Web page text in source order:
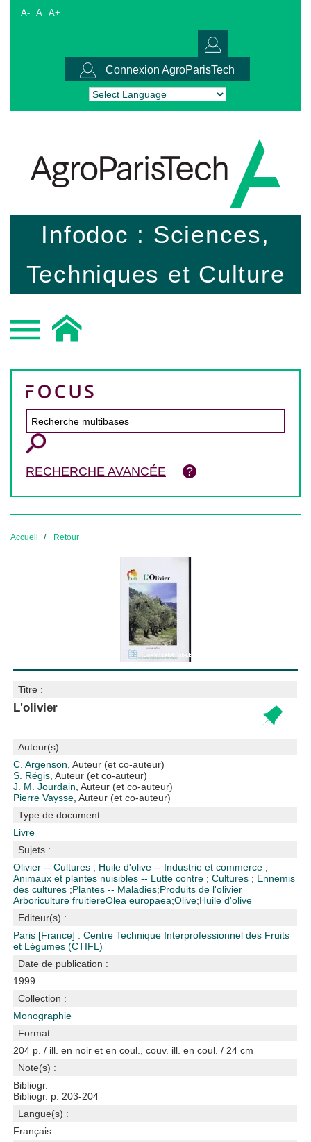
A- A A+
Connexion AgroParisTech
Powered by Translate
Infodoc : Sciences,
Techniques et Culture
RECHERCHE AVANCÉE
Accueil Retour
Titre :
L'olivier
Auteur(s) :
C. Argenson , Auteur (et co-auteur)
S. Régis , Auteur (et co-auteur)
J. M. Jourdain , Auteur (et co-auteur)
Pierre Vaysse , Auteur (et co-auteur)
Type de document :
Livre
Sujets :
Olivier -- Cultures ; Huile d'olive -- Industrie et commerce ;
Animaux et plantes nuisibles -- Lutte contre ;Cultures ; Ennemis
des cultures ;Plantes -- Maladies;Produits de l'olivier
Arboriculture fruitiereOlea europaea;Olive;Huile d'olive
Editeur(s) :
Paris [France] : Centre Technique Interprofessionnel des Fruits
et Légumes (CTIFL)
Date de publication :
1999
Collection :
Monographie
Format :
204 p. / ill. en noir et en coul., couv. ill. en coul. / 24 cm
Note(s) :
Bibliogr.
Bibliogr. p. 203-204
Langue(s) :
Français